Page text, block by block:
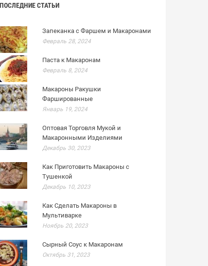
ПОСЛЕДНИЕ СТАТЬИ
Запеканка с Фаршем и Макаронами
Февраль 28, 2024
Паста к Макаронам
Февраль 8, 2024
Макароны Ракушки
Фаршированные
Январь 19, 2024
Оптовая Торговля Мукой и
Макаронными Изделиями
Декабрь 30, 2023
Как Приготовить Макароны с
Тушенкой
Декабрь 10, 2023
Как Сделать Макароны в
Мультиварке
Ноябрь 20, 2023
Сырный Соус к Макаронам
Октябрь 31, 2023